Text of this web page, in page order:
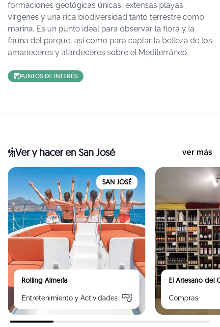
formaciones geológicas únicas, extensas playas
vírgenes y una rica biodiversidad tanto terrestre como
marina. Es un punto ideal para observar la flora y la
fauna del parque, así como para captar la belleza de los
amaneceres y atardeceres sobre el Mediterráneo.
PUNTOS DE INTERÉS
Ver y haceren San José ver más
SAN JOSÉ
Rolling Almería
Entretenimiento y Actividades
El Artesano del
Compras